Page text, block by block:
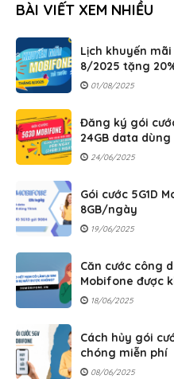
BÀI VIẾT XEM NHIỀU
Lịch khuyến
8/2025 tặng
01/08/2025
Đăng ký gói
24GB data
24/06/2025
Gói cước 5G1D
8GB/ngày
19/06/2025
Căn cước công
Mobifone được
18/06/2025
Cách hủy gói
chóng miễn phí
08/06/2025